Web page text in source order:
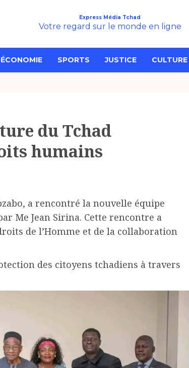
Express Média Tchad
Votre regard sur le monde en ligne
ÉCONOMIE SPORTS JUSTICE CULTURE
du Tchad
humains
a rencontré la nouvelle équipe
Me Jean Sirina. Cette rencontre a
de l’Homme et de la collaboration
des citoyens tchadiens à travers